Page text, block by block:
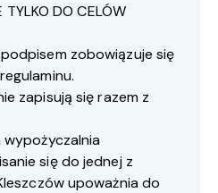
TYLKO DO CELÓW
zobowiązuje się
zapisują się razem z
wypożyczalnia
się do jednej z
upoważnia do